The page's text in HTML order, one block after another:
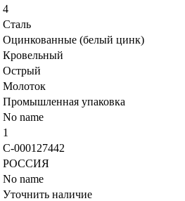
4
Сталь
Оцинкованные (белый цинк)
Кровельный
Острый
Молоток
Промышленная упаковка
No name
1
С-000127442
РОССИЯ
No name
Уточнить наличие